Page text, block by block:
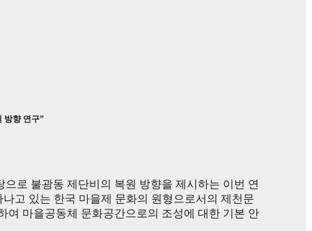
방향 연구”
로 불광동 제단비의 복원 방향을 제시하는 이번 연
고 있는 한국 마을제 문화의 원형으로서의 제천문
여 마을공동체 문화공간으로의 조성에 대한 기본 안